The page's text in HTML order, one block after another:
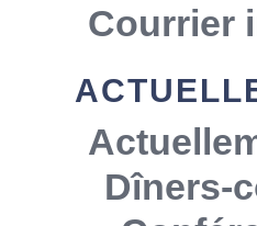
Courrier
Dîners-